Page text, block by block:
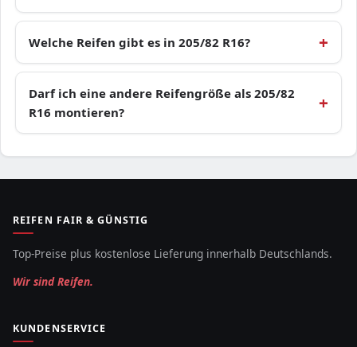
Welche Reifen gibt es in 205/82 R16?
Darf ich eine andere Reifengröße als 205/82
R16 montieren?
REIFEN FAIR & GÜNSTIG
Top-Preise plus kostenlose Lieferung innerhalb Deutschlands.
Wir sind Reifen.
KUNDENSERVICE